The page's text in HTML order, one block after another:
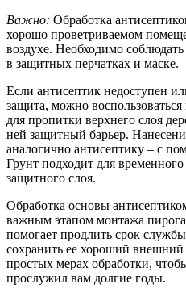
Важно: Обработка
хорошо проветриваемом
воздухе. Необходимо
в защитных перчатках и маске.
Если антисептик недоступен
защита, можно воспользоваться
для пропитки верхнего слоя
ней защитный барьер.
аналогично антисептику – с
Грунт подходит для
защитного слоя.
Обработка основы
важным этапом монтажа
помогает продлить срок
сохранить ее хороший
простых мерах обработки,
прослужил вам долгие годы.